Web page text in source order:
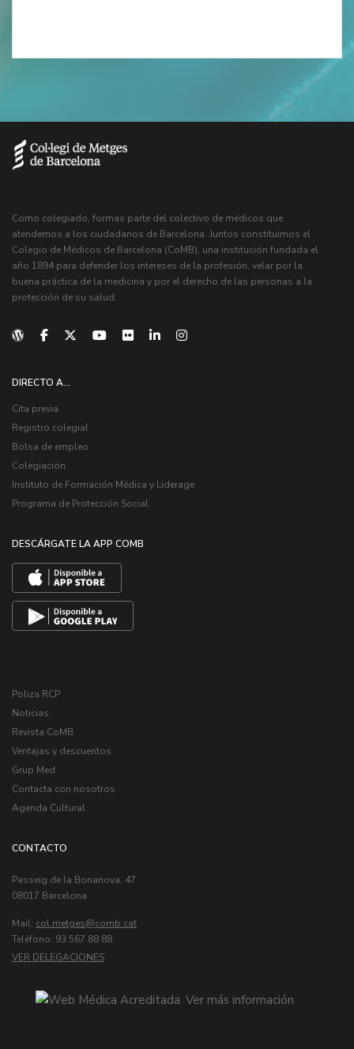
Como colegiado, formas parte del colectivo de médicos que
atendemos a los ciudadanos de Barcelona. Juntos constituimos el
Colegio de Médicos de Barcelona (CoMB), una institución fundada el
año 1894 para defender los intereses de la profesión, velar por la
buena práctica de la medicina y por el derecho de las personas a la
protección de su salud.
DIRECTO A...
Cita previa
Registro colegial
Bolsa de empleo
Colegiación
Instituto de Formación Médica y Liderage
Programa de Protección Social
DESCÁRGATE LA APP COMB
Poliza RCP
Noticias
Revista CoMB
Ventajas y descuentos
Grup Med
Contacta con nosotros
Agenda Cultural
CONTACTO
Passeig de la Bonanova, 47
08017 Barcelona
Mail: col.metges
Telèfono: 93 567 88 88
VER DELEGACIONES